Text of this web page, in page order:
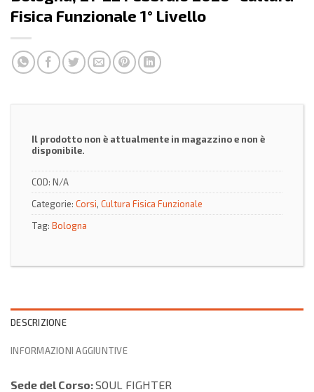
Fisica Funzionale 1° Livello
Il prodotto non è attualmente in magazzino e non è
disponibile.
COD: N/A
Categorie: Corsi, Cultura Fisica Funzionale
Tag: Bologna
DESCRIZIONE
INFORMAZIONI AGGIUNTIVE
Sede del Corso:SOUL FIGHTER